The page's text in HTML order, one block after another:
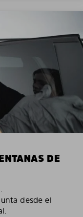
DE
desde el